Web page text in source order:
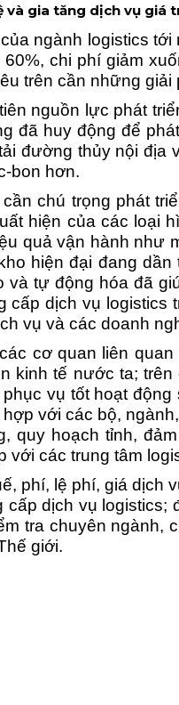
và gia tăng dịch vụ giá
a ngành logistics tới
60%, chi phí giảm
trên cần những
nguồn lực phát
đã huy động để
đường thủy nội địa
bon hơn.
chú trọng phát
hiện của các loại
quả vận hành như
hiện đại đang
và tự động hóa đã
cấp dịch vụ logistics
vụ và các doanh
cơ quan liên
kinh tế nước ta;
vụ tốt hoạt
với các bộ,
quy hoạch tỉnh,
với các trung tâm
phí, lệ phí, giá dịch
cấp dịch vụ
tra chuyên ngành,
giới.